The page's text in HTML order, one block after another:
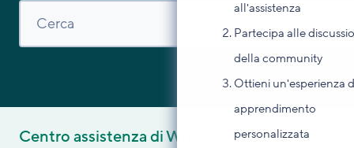
all'assistenza
Partecipa alle
della community
Ottieni un'esperienza
apprendimento
personalizzata
Centro assistenza di Wrike